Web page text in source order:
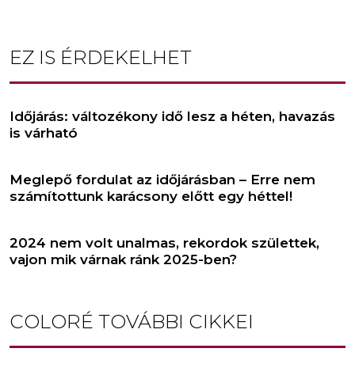
EZ IS ÉRDEKELHET
Időjárás: változékony idő lesz a héten, havazás
is várható
Meglepő fordulat az időjárásban – Erre nem
számítottunk karácsony előtt egy héttel!
2024 nem volt unalmas, rekordok születtek,
vajon mik várnak ránk 2025-ben?
COLORÉ TOVÁBBI CIKKEI